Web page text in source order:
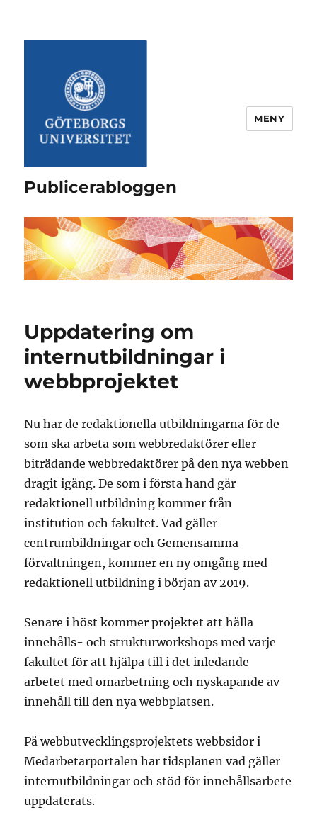
Publicerabloggen
MENY
Uppdatering om
internutbildningar i
webbprojektet
Nu har de redaktionella utbildningarna för de
som ska arbeta som webbredaktörer eller
biträdande webbredaktörer på den nya webben
dragit igång. De som i första hand går
redaktionell utbildning kommer från
institution och fakultet. Vad gäller
centrumbildningar och Gemensamma
förvaltningen, kommer en ny omgång med
redaktionell utbildning i början av 2019.
Senare i höst kommer projektet att hålla
innehålls- och strukturworkshops med varje
fakultet för att hjälpa till i det inledande
arbetet med omarbetning och nyskapande av
innehåll till den nya webbplatsen.
På webbutvecklingsprojektets webbsidor i
Medarbetarportalen har tidsplanen vad gäller
internutbildningar och stöd för innehållsarbete
uppdaterats.